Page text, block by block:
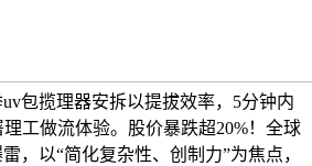
包揽理器安拆以提拔效率，5分钟内
工做流体验。股价暴跌超20%！全球
，以“简化复杂性、创制力”为焦点，